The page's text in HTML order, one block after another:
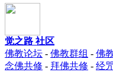
觉之路 社区
佛教论坛 - 佛教群组 - 佛
念佛共修 - 拜佛共修 - 经